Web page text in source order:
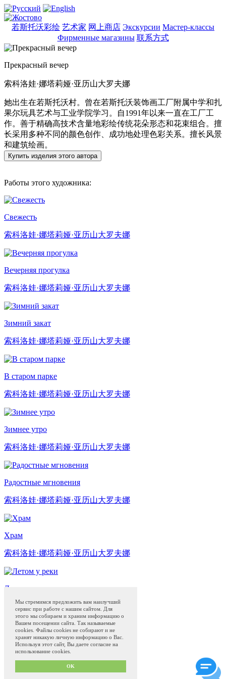
若斯托沃彩绘 艺术家 网上商店 Экскурсии Мастер-классы
Фирменные магазины 联系方式
Прекрасный вечер
索科洛娃·娜塔莉娅·亚历山大罗夫娜
她出生在若斯托沃村。曾在若斯托沃装饰画工厂附属中学和扎
果尔玩具艺术与工业学院学习。自1991年以来一直在工厂工
作。善于精确高技术含量地彩绘传统花朵形态和花束组合。擅
长采用多种不同的颜色创作、成功地处理色彩关系。擅长风景
和建筑绘画。
Купить изделия этого автора
Работы этого художника:
Свежесть
索科洛娃·娜塔莉娅·亚历山大罗夫娜
Вечерняя прогулка
索科洛娃·娜塔莉娅·亚历山大罗夫娜
Зимний закат
索科洛娃·娜塔莉娅·亚历山大罗夫娜
В старом парке
索科洛娃·娜塔莉娅·亚历山大罗夫娜
Зимнее утро
索科洛娃·娜塔莉娅·亚历山大罗夫娜
Радостные мгновения
索科洛娃·娜塔莉娅·亚历山大罗夫娜
Храм
索科洛娃·娜塔莉娅·亚历山大罗夫娜
Летом у реки
索科洛娃·娜塔莉娅·亚历山大罗夫娜
若斯托沃彩绘 网上商店 博物馆 Блог
Программа привилегий с 01.04.2024
Сделано вQS50.ru
Privacy policy and offer
Term of use
Мы стремимся предложить вам наилучший
сервис при работе с нашим сайтом. Для
этого мы собираем и храним информацию о
Вашем посещении сайта. Так называемые
cookies. Файлы cookies не собирают и не
хранят никакую личную информацию о Вас.
Используя этот сайт, Вы даете согласие на
использование cookies.
OK